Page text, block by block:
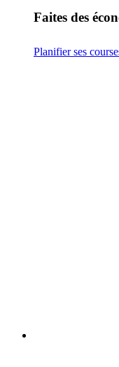
Faites des
Planifier ses